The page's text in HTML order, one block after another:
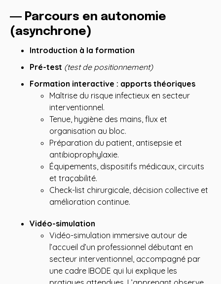
― Parcours en autonomie
(asynchrone)
Introduction à la formation
Pré-test (test de positionnement)
Formation interactive : apports théoriques
Maîtrise du risque infectieux en secteur
interventionnel.
Tenue, hygiène des mains, flux et
organisation au bloc.
Préparation du patient, antisepsie et
antibioprophylaxie.
Équipements, dispositifs médicaux, circuits
et traçabilité.
Check-list chirurgicale, décision collective et
amélioration continue.
Vidéo-simulation
Vidéo-simulation immersive autour de
l’accueil d’un professionnel débutant en
secteur interventionnel, accompagné par
une cadre IBODE qui lui explique les